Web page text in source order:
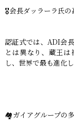
🎖会長ダッラーラ氏の
認証式では、ADI会
とは異なり、蔵王
し、世界で最も進化
🏘ガイアグループの